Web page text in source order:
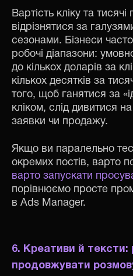
Вартість кліку та
відрізнятися за
сезонами. Бізнеси
робочі діапазони:
до кількох доларів за
кількох десятків за
того, щоб ганятися за
кліком, слід дивитися на
заявки чи продажу.
Якщо ви паралельно
окремих постів, варто
варто запускати
порівнюємо просте
в Ads Manager.
6. Креативи й
продовжувати